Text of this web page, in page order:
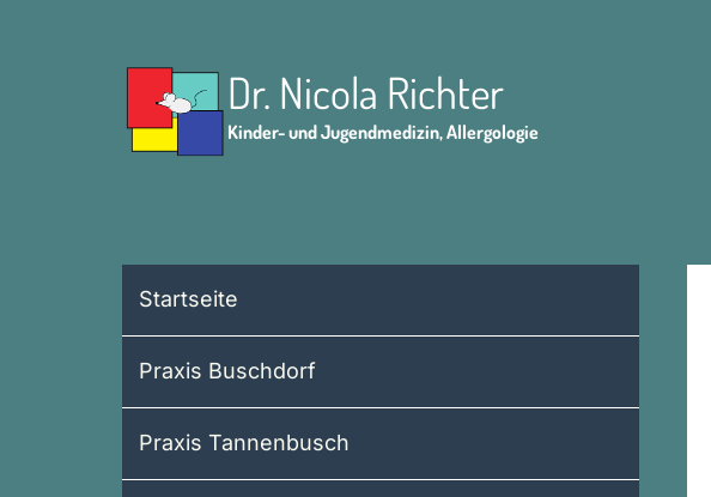
Dr. Nicola Richter
Kinder- und Jugendmedizin, Allergologie
Startseite
Praxis Buschdorf
Praxis Tannenbusch